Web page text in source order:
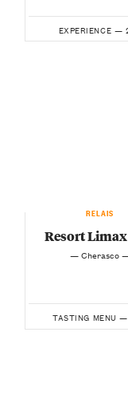
EXPERIENCE —
RELAIS
Resort
— Cherasco
TASTING MENU —